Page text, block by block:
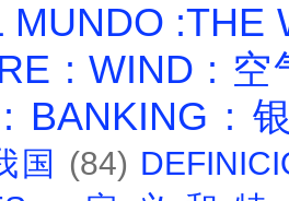
MUNDO :THE
: WIND : 空
: BANKING :
国 (84)